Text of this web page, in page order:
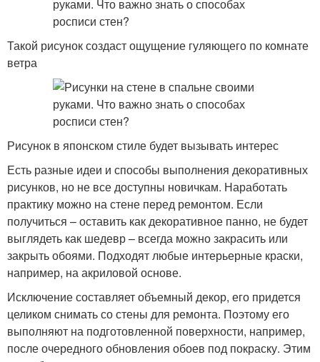
Такой рисунок создаст ощущение гуляющего по комнате
ветра
Рисунок в японском стиле будет вызывать интерес
Есть разные идеи и способы выполнения декоративных
рисунков, но не все доступны новичкам. Наработать
практику можно на стене перед ремонтом. Если
получиться – оставить как декоративное панно, не будет
выглядеть как шедевр – всегда можно закрасить или
закрыть обоями. Подходят любые интерьерные краски,
например, на акриловой основе.
Исключение составляет объемный декор, его придется
целиком снимать со стены для ремонта. Поэтому его
выполняют на подготовленной поверхности, например,
после очередного обновления обоев под покраску. Этим